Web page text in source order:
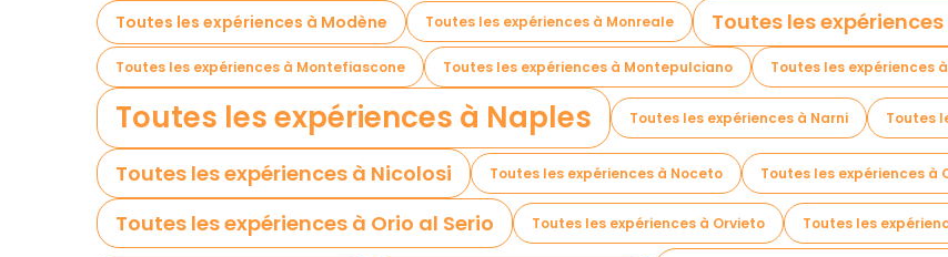
Toutes les expériences à Modène Toutes les expériences à Monreale Toutes les
Toutes les expériences à Montefiascone Toutes les expériences à Montepulciano Toutes les expériences
Toutes les expériences à Naples Toutes les expériences à Narni Toutes
Toutes les expériences à Nicolosi Toutes les expériences à Noceto Toutes les expériences à
Toutes les expériences à Orio al Serio Toutes les expériences à Orvieto Toutes les